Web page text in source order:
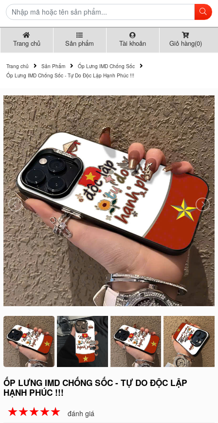
Trang chủ Sản phẩm Tài khoản Giỏ hàng(0)
Trang chủ Sản Phẩm
Ốp Lưng IMD Chống Sốc
Ốp Lưng IMD Chống Sốc - Tự Do Độc Lập Hạnh Phúc !!!
ỐP LƯNG IMD CHỐNG SỐC - TỰ DO ĐỘC LẬP
HẠNH PHÚC !!!
☆☆☆☆☆
★★★★★ đánh giá